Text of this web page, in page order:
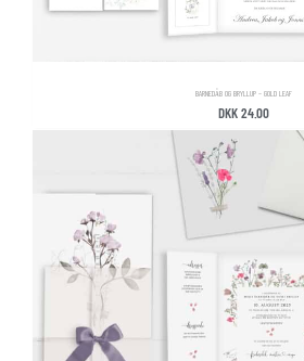
BARNEDÅB OG BRYLLUP – GOLD LEAF
DKK24.00